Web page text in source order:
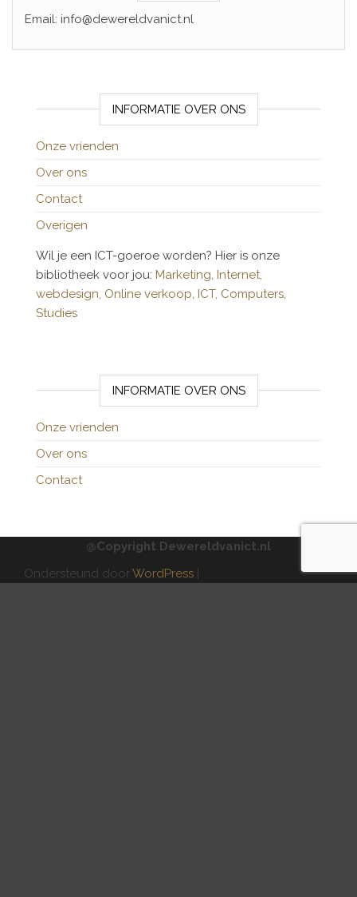
Email: info@dewereldvanict.nl
INFORMATIE OVER ONS
Onze vrienden
Over ons
Contact
Overigen
Wil je een ICT-goeroe worden? Hier is onze
bibliotheek voor jou: Marketing, Internet,
webdesign, Online verkoop, ICT, Computers,
Studies
INFORMATIE OVER ONS
Onze vrienden
Over ons
Contact
@Copyright Dewereldvanict.nl
Ondersteund doorWordPress